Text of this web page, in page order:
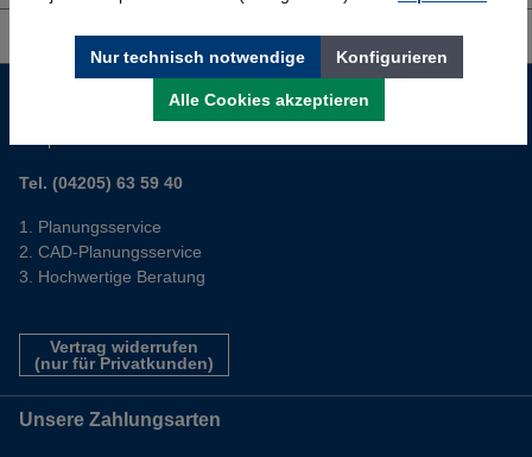
Informationen
Tel. (04205) 63 59 40
Planungsservice
CAD-Planungsservice
Hochwertige Beratung
Vertrag widerrufen
(nur für Privatkunden)
Unsere Zahlungsarten
Nur technisch notwendige Konfigurieren
Alle Cookies akzeptieren